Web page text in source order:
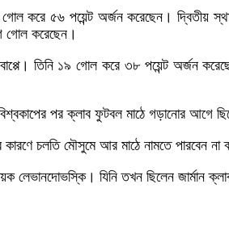
করে ৫৬ পয়েন্ট অর্জন করেছেন। দ্বিতীয়
গোল করেছেন।
তিনি ১৯ গোল করে ৩৮ পয়েন্ট অর্জন
পর ক্লাব ফুটবল মাঠে গড়ানোর আগে
চলতি মৌসুমে আর মাঠে নামতে পারবেন না
যিনি তখন ছিলেন জার্মান ক্লাব